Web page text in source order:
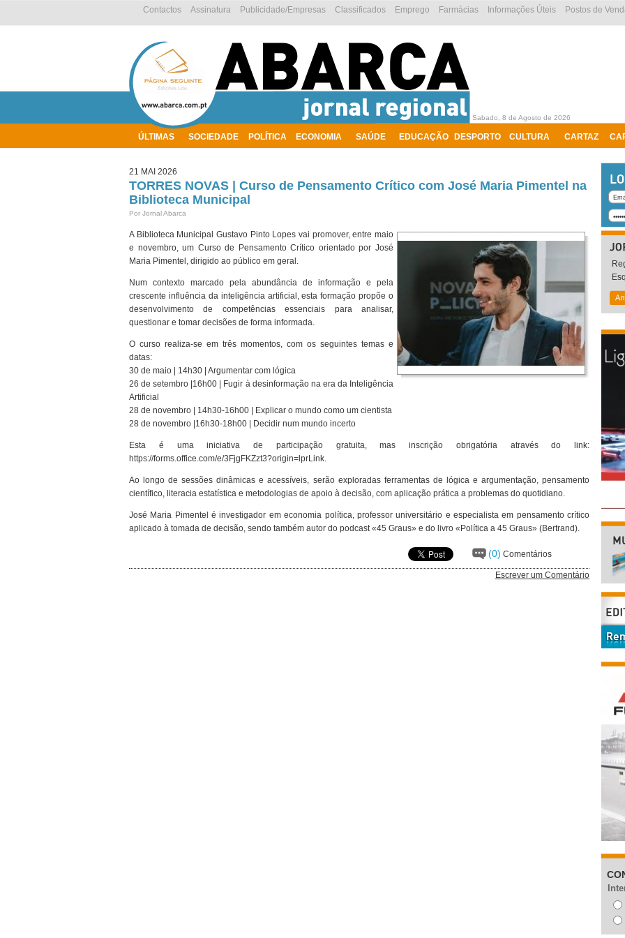
ÚLTIMAS SOCIEDADE POLÍTICA ECONOMIA SAÚDE EDUCAÇÃO DESPORTO CULTURA CARTAZ
Postos de
Informações Úteis
Farmácias
Emprego
Classificados
Publicidade/Empresas
Assinatura
Contactos
Sabado, 8 de Agosto de 2026
21 MAI 2026
TORRES NOVAS | Curso de Pensamento Crítico com José Maria Pimentel na
Biblioteca Municipal
Por Jornal Abarca
A Biblioteca Municipal Gustavo Pinto Lopes vai promover, entre maio
e novembro, um Curso de Pensamento Crítico orientado por José
Maria Pimentel, dirigido ao público em geral.
Num contexto marcado pela abundância de informação e pela
crescente influência da inteligência artificial, esta formação propõe o
desenvolvimento de competências essenciais para analisar,
questionar e tomar decisões de forma informada.
O curso realiza-se em três momentos, com os seguintes temas e
datas:
30 de maio | 14h30 | Argumentar com lógica
26 de setembro |16h00 | Fugir à desinformação na era da Inteligência
Artificial
28 de novembro | 14h30-16h00 | Explicar o mundo como um cientista
28 de novembro |16h30-18h00 | Decidir num mundo incerto
Esta é uma iniciativa de participação gratuita, mas inscrição obrigatória através do link:
https://forms.office.com/e/3FjgFKZzt3?origin=lprLink.
Ao longo de sessões dinâmicas e acessíveis, serão exploradas ferramentas de lógica e argumentação, pensamento
científico, literacia estatística e metodologias de apoio à decisão, com aplicação prática a problemas do quotidiano.
José Maria Pimentel é investigador em economia política, professor universitário e especialista em pensamento crítico
aplicado à tomada de decisão, sendo também autor do podcast «45 Graus» e do livro «Política a 45 Graus» (Bertrand).
(0) Comentários
Escrever um Comentário